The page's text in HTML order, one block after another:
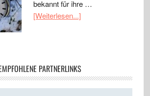
bekannt für ihre …
[Weiterlesen...]
PARTNERLINKS